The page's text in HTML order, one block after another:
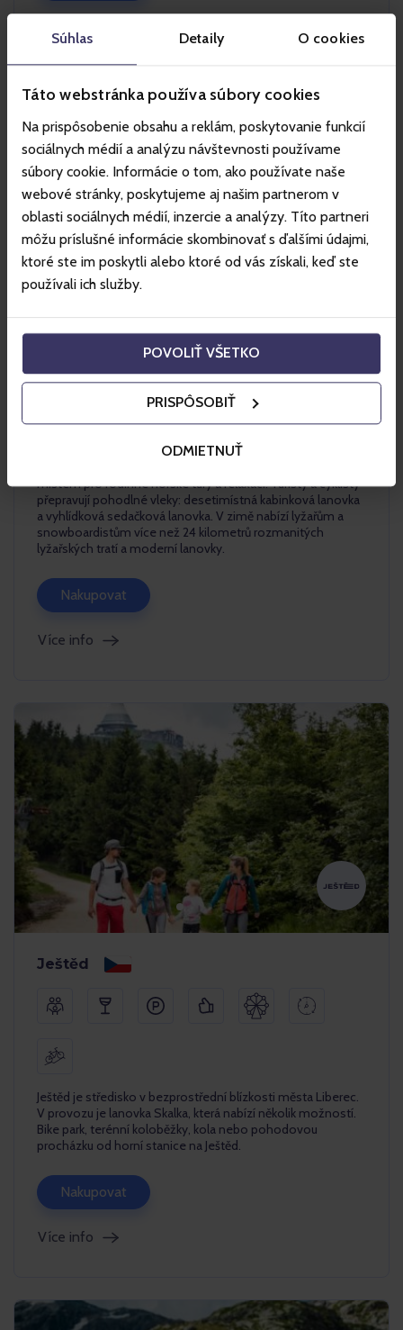
Súhlas Detaily O cookies
Táto webstránka používa súbory cookies
Na prispôsobenie obsahu a reklám, poskytovanie funkcií
sociálnych médií a analýzu návštevnosti používame
súbory cookie. Informácie o tom, ako používate naše
webové stránky, poskytujeme aj našim partnerom v
oblasti sociálnych médií, inzercie a analýzy. Títo partneri
môžu príslušné informácie skombinovať s ďalšími údajmi,
ktoré ste im poskytli alebo ktoré od vás získali, keď ste
používali ich služby.
POVOLIŤ VŠETKO
PRISPÔSOBIŤ
ODMIETNUŤ
Více info
cyklistických středisek v Polsku. V létě středisko nabízí
místem pro rodinné horské túry a relaxaci. Turisty a cyklisty
přepravují pohodlné vleky: desetimístná kabinková lanovka
a vyhlídková sedačková lanovka. V zimě nabízí lyžařům a
snowboardistům více než 24 kilometrů rozmanitých
lyžařských tratí a moderní lanovky.
Nakupovat
Více info
Ještěd
Ještěd je středisko v bezprostřední blízkosti města Liberec.
V provozu je lanovka Skalka, která nabízí několik možností.
Bike park, terénní koloběžky, kola nebo pohodovou
procházku od horní stanice na Ještěd.
Nakupovat
Více info